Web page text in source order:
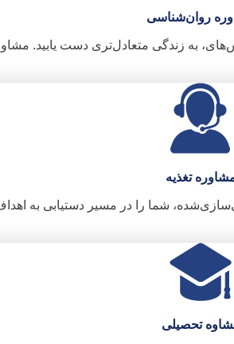
روان‌شناسی
به زندگی متعادل‌تری دست یابید.
تغذیه
شما را در مسیر دستیابی به
تحصیلی